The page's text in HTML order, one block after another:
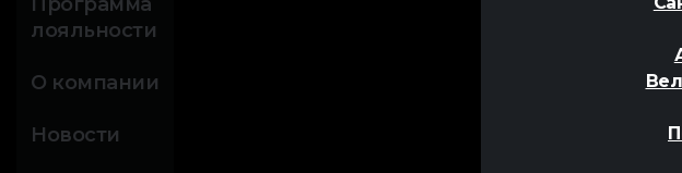
лояльности
О компании
Новости